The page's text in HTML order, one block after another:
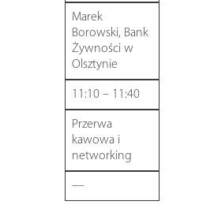
Marek
Borowski, Bank
Żywności w
Olsztynie
11:10 – 11:40
Przerwa
kawowa i
networking
—